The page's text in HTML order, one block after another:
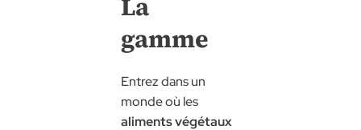
La
gamme
Entrez dans un
monde où les
aliments végétaux